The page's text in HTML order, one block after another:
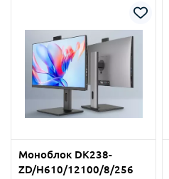
Моноблок DK238-
ZD/H610/12100/8/256